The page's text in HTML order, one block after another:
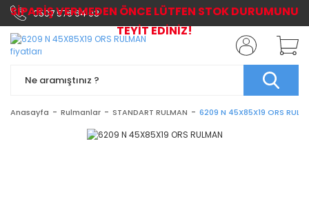
0507 576 64 03
Anasayfa Rulmanlar STANDART RULMAN 6209 N 45X85X19 ORS
SİPARİŞ VERMEDEN ÖNCE LÜTFEN STOK DURUMUNU
TEYİT EDİNİZ!